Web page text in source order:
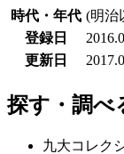
時代・年代 (明治
登録日
更新日
探す・調べ
九大コレク